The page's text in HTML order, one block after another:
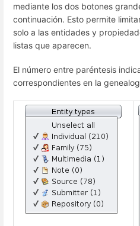
mediante los dos botones
continuación. Esto permite
solo a las entidades y
listas que aparecen.
El número entre paréntesis
correspondientes en la